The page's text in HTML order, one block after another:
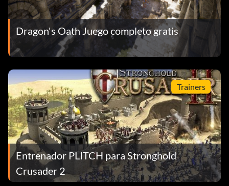
Dragon's Oath Juego completo gratis
Trainers
Entrenador PLITCH para Stronghold
Crusader 2